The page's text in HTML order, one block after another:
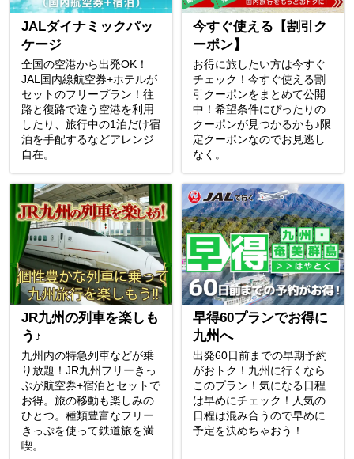
JALダイナミックパッ
ケージ
全国の空港から出発OK！
JAL国内線航空券+ホテルが
セットのフリープラン！往
路と復路で違う空港を利用
したり、旅行中の1泊だけ宿
泊を手配するなどアレンジ
自在。
今すぐ使える【割引ク
ーポン】
お得に旅したい方は今すぐ
チェック！今すぐ使える割
引クーポンをまとめて公開
中！希望条件にぴったりの
クーポンが見つかるかも♪限
定クーポンなのでお見逃し
なく。
JR九州の列車を楽しも
う♪
九州内の特急列車などが乗
り放題！JR九州フリーきっ
ぷが航空券+宿泊とセットで
お得。旅の移動も楽しみの
ひとつ。種類豊富なフリー
きっぷを使って鉄道旅を満
喫。
早得60プランでお得に
九州へ
出発60日前までの早期予約
がおトク！九州に行くなら
このプラン！気になる日程
は早めにチェック！人気の
日程は混み合うので早めに
予定を決めちゃおう！